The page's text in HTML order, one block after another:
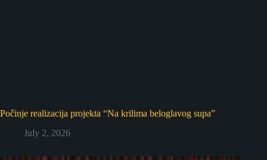
Počinje realizacija projekta “Na krilima beloglavog supa”
July 2, 2026